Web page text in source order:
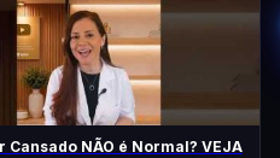
Cansado NÃO é Normal? VEJA